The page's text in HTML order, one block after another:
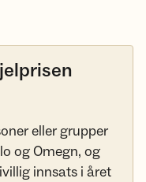
eller grupper
og Omegn, og
innsats i året